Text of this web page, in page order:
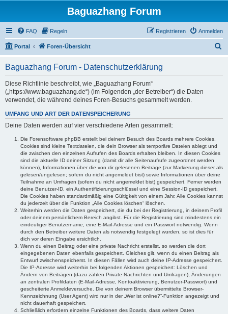
Baguazhang Forum
FAQ Regeln Anmelden
Registrieren
Portal Foren-Übersicht
Baguazhang Forum - Datenschutzerklärung
Diese Richtlinie beschreibt, wie „Baguazhang Forum“
(„https://www.baguazhang.de“) (im Folgenden „der Betreiber“) die Daten
verwendet, die während deines Foren-Besuchs gesammelt werden.
UMFANG UND ART DER DATENSPEICHERUNG
Deine Daten werden auf vier verschiedene Arten gesammelt:
Die Forensoftware phpBB erstellt bei deinem Besuch des Boards mehrere Cookies.
Cookies sind kleine Textdateien, die dein Browser als temporäre Dateien ablegt und
die zwischen den einzelnen Aufrufen des Boards erhalten bleiben. In diesen Cookies
sind die aktuelle ID deiner Sitzung (damit dir alle Seitenaufrufe zugeordnet werden
können), Informationen über die von dir gelesenen Beiträge (zur Markierung dieser als
gelesen/ungelesen; sofern du nicht angemeldet bist) sowie Informationen über deine
Teilnahme an Umfragen (sofern du nicht angemeldet bist) gespeichert. Ferner werden
deine Benutzer-ID, ein Authentifizierungsschlüssel und eine Session-ID gespeichert.
Die Cookies haben standardmäßig eine Gültigkeit von einem Jahr. Alle Cookies kannst
du jederzeit über die Funktion „Alle Cookies löschen“ löschen.
Weiterhin werden die Daten gespeichert, die du bei der Registrierung, in deinem Profil
oder deinem persönlichem Bereich angibst. Für die Registrierung sind mindestens ein
eindeutiger Benutzername, eine E-Mail-Adresse und ein Passwort notwendig. Wenn
durch den Betreiber weitere Daten als notwendig festgelegt wurden, so ist dies für
dich vor deren Eingabe ersichtlich.
Wenn du einen Beitrag oder eine private Nachricht erstellst, so werden die dort
eingegebenen Daten ebenfalls gespeichert. Gleiches gilt, wenn du einen Beitrag als
Entwurf zwischenspeicherst. In diesen Fällen wird auch deine IP-Adresse gespeichert.
Die IP-Adresse wird weiterhin bei folgenden Aktionen gespeichert: Löschen und
Ändern von Beiträgen (dazu zählen Private Nachrichten und Umfragen), Änderungen
an zentralen Profildaten (E-Mail-Adresse, Kontoaktivierung, Benutzer-Passwort) und
gescheiterte Anmeldeversuche. Die von deinem Browser übermittelte Browser-
Kennzeichnung (User Agent) wird nur in der „Wer ist online?“-Funktion angezeigt und
nicht dauerhaft gespeichert.
Schließlich erfordern einzelne Funktionen des Boards, dass weitere Daten